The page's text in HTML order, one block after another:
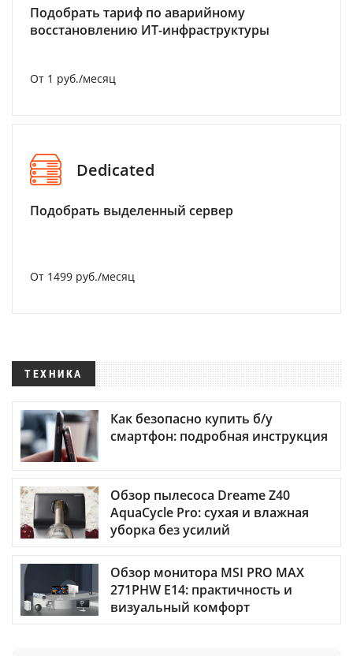
Подобрать тариф по аварийному
восстановлению ИТ-инфраструктуры
От 1 руб./месяц
Dedicated
Подобрать выделенный сервер
От 1499 руб./месяц
ТЕХНИКА
Как безопасно купить б/у
смартфон: подробная инструкция
Обзор пылесоса Dreame Z40
AquaCycle Pro: сухая и влажная
уборка без усилий
Обзор монитора MSI PRO MAX
271PHW E14: практичность и
визуальный комфорт